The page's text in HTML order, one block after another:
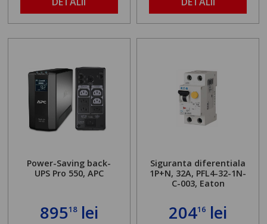
Power-Saving back-
UPS Pro 550, APC
89518lei
Siguranta diferentiala
1P+N, 32A, PFL4-32-1N-
C-003, Eaton
20416 lei